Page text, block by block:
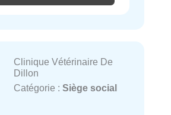
Clinique Vétérinaire De
Dillon
Catégorie : Siège social